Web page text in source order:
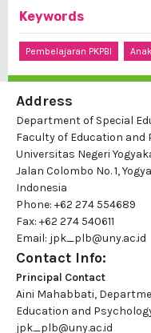
Keywords
Pembelajaran PKPBI
Address
Department of Special
Faculty of Education and
Universitas Negeri
Jalan Colombo No. 1,
Indonesia
Phone: +62 274 554689
Fax: +62 274 540611
Email: jpk_plb@uny.ac.id
Contact Info:
Principal Contact
Aini Mahabbati,
Education and
jpk_plb@uny.ac.id